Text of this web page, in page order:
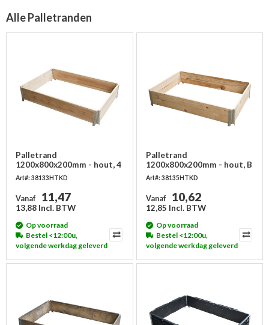
Alle Palletranden
Palletrand
1200x800x200mm - hout, 4
scharnieren, nieuw
Art#: 38133HTKD
Vanaf 11,47
13,88 Incl. BTW
Op voorraad
Bestel <12:00u,
volgende werkdag geleverd
Palletrand
1200x800x200mm - hout, B
keus, 4 scharnieren, nieuw
Art#: 38135HTKD
Vanaf 10,62
12,85 Incl. BTW
Op voorraad
Bestel <12:00u,
volgende werkdag geleverd